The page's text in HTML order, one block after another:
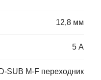
12,8 мм
5 А
D-SUB M-F переходник